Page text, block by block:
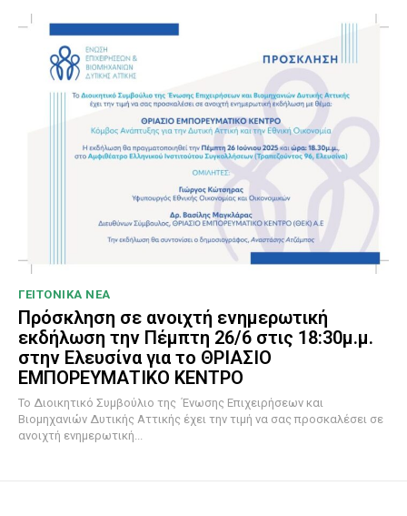
ΓΕΙΤΟΝΙΚΑ ΝΕΑ
Πρόσκληση σε ανοιχτή ενημερωτική
εκδήλωση την Πέμπτη 26/6 στις 18:30μ.μ.
στην Ελευσίνα για το ΘΡΙΑΣΙΟ
ΕΜΠΟΡΕΥΜΑΤΙΚΟ ΚΕΝΤΡΟ
To Διοικητικό Συμβούλιο της Ένωσης Επιχειρήσεων και
Βιομηχανιών Δυτικής Αττικής έχει την τιμή να σας προσκαλέσει σε
ανοιχτή ενημερωτική...